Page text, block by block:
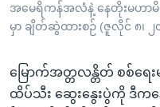
ကြည့်
ရန်
ရန်
နေရာ
အမေရိကန်အလံနဲ့ နေတိုးမဟ
မှာ ချိတ်ဆွဲထားစဉ် (ဇူလိုင် ၈၊ ၂
မြောက်အတ္တလန္တိတ် စစ်ရေ
ထိပ်သီး ဆွေးနွေးပွဲကို ဒီက